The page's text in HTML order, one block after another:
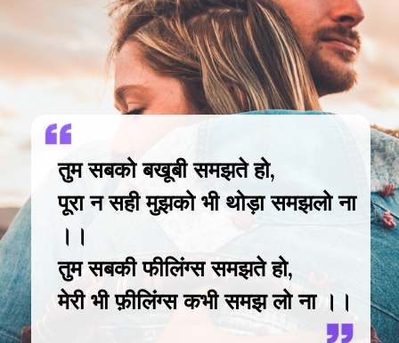
तुम सबको बखूबी समझते हो,
पूरा न सही मुझको भी थोड़ा समझलो ना
।।
तुम सबकी फीलिंग्स समझते हो,
मेरी भी फ़ीलिंग्स कभी समझ लो ना ।।